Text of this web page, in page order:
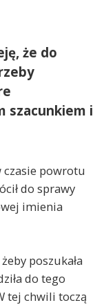
że do
szacunkiem i
czasie powrotu
do sprawy
imienia
poszukała
do tego
tej chwili toczą